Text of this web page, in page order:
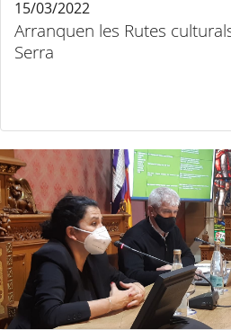
Arranquen les Rutes
Serra
15/03/2022